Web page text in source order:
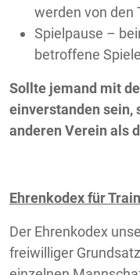
werden von den
Spielpause –
betroffene
Sollte jemand mit
einverstanden sein,
anderen Verein als
Ehrenkodex für
Der Ehrenkodex
freiwilliger